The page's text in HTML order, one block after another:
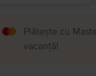
Plătește cu
vacanță!